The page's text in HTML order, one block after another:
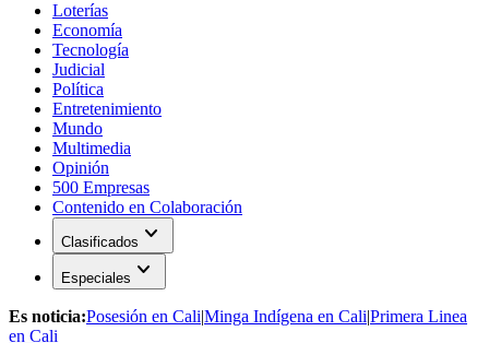
Loterías
Economía
Tecnología
Judicial
Política
Entretenimiento
Mundo
Multimedia
Opinión
500 Empresas
Contenido en Colaboración
Clasificados expand_more
Especiales expand_more
Es noticia:Posesión en Cali|Minga Indígena en Cali|Primera Linea
en Cali